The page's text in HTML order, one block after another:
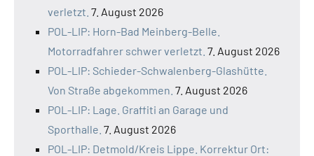
verletzt. 7. August 2026
POL-LIP: Horn-Bad Meinberg-Belle.
Motorradfahrer schwer verletzt. 7. August 2026
POL-LIP: Schieder-Schwalenberg-Glashütte.
Von Straße abgekommen. 7. August 2026
POL-LIP: Lage. Graffiti an Garage und
Sporthalle. 7. August 2026
POL-LIP: Detmold/Kreis Lippe. Korrektur Ort: